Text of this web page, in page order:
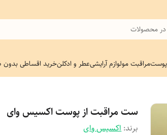
محصولات
مراقبت مولوازم آرایشیعطر و ادکلنخرید اقساطی
ست مراقبت از پوست اکسیس وای
برند:اکسیس وای